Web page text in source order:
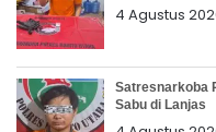
4 Agustus
Satresnarkoba
Sabu di Lanjas